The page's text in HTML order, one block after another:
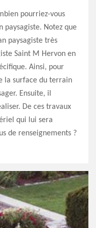
pourriez-vous
paysagiste. Notez que
paysagiste très
Saint M Hervon en
Ainsi, pour
la surface du terrain
Ensuite, il
De ces travaux
qui lui sera
de renseignements ?